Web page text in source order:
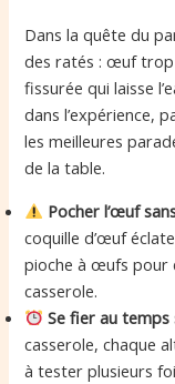
Dans la quête du
des ratés : œuf trop
fissurée qui laisse
dans l’expérience,
les meilleures
de la table.
Pocher l’œuf
coquille d’œuf
pioche à œufs pour
casserole.
Se fier au
casserole, chaque
à tester plusieurs